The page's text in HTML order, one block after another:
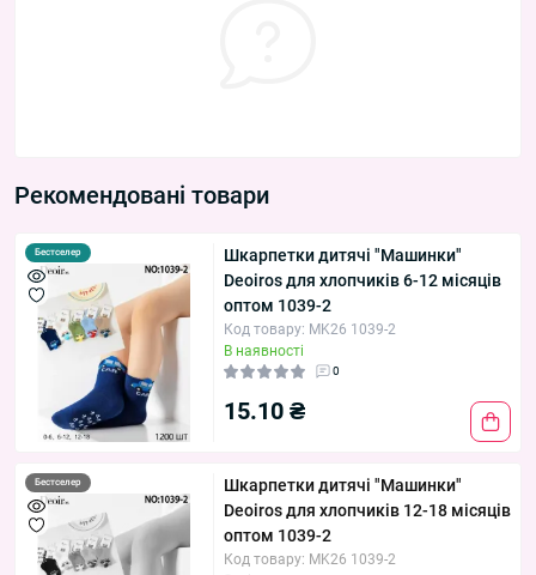
Рекомендовані товари
Бестселер
Шкарпетки дитячі "Машинки"
Deoiros для хлопчиків 6-12 місяців
оптом 1039-2
Код товару: MK26 1039-2
В наявності
0
15.10 ₴
Бестселер
Шкарпетки дитячі "Машинки"
Deoiros для хлопчиків 12-18 місяців
оптом 1039-2
Код товару: MK26 1039-2